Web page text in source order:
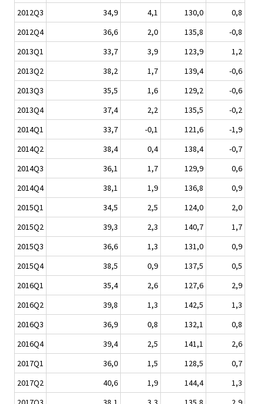
2012Q3
34,9 4,1 130,0
0,8
2012Q4
36,6 2,0 135,8
-0,8
2013Q1
33,7 3,9 123,9
1,2
2013Q2
38,2 1,7 139,4
-0,6
2013Q3
35,5 1,6 129,2
-0,6
2013Q4
37,4 2,2 135,5
-0,2
2014Q1
33,7 -0,1 121,6
-1,9
2014Q2
38,4 0,4 138,4
-0,7
2014Q3
36,1 1,7 129,9
0,6
2014Q4
38,1 1,9 136,8
0,9
2015Q1
34,5 2,5 124,0
2,0
2015Q2
39,3 2,3 140,7
1,7
2015Q3
36,6 1,3 131,0
0,9
2015Q4
38,5 0,9 137,5
0,5
2016Q1
35,4 2,6 127,6
2,9
2016Q2
39,8 1,3 142,5
1,3
2016Q3
36,9 0,8 132,1
0,8
2016Q4
39,4 2,5 141,1
2,6
2017Q1
36,0 1,5 128,5
0,7
2017Q2
40,6 1,9 144,4
1,3